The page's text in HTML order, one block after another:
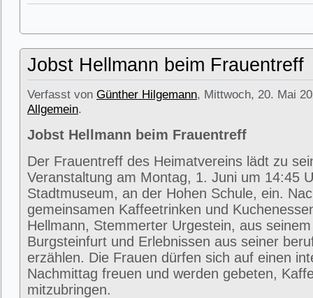
Jobst Hellmann beim Frauentreff
Verfasst von Günther Hilgemann, Mittwoch, 20. Mai
Allgemein.
Jobst Hellmann beim Frauentreff
Der Frauentreff des Heimatvereins lädt zu
Veranstaltung am Montag, 1. Juni um 14:45
Stadtmuseum, an der Hohen Schule, ein.
gemeinsamen Kaffeetrinken und
Hellmann, Stemmerter Urgestein, aus
Burgsteinfurt und Erlebnissen aus seiner
erzählen. Die Frauen dürfen sich auf einen
Nachmittag freuen und werden gebeten,
mitzubringen.